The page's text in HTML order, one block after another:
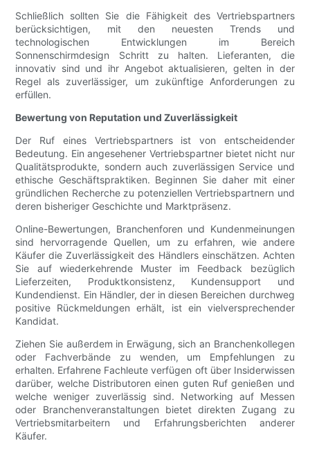
Schließlich sollten Sie die Fähigkeit des Vertriebspartners
berücksichtigen, mit den neuesten Trends und
technologischen Entwicklungen im Bereich
Sonnenschirmdesign Schritt zu halten. Lieferanten, die
innovativ sind und ihr Angebot aktualisieren, gelten in der
Regel als zuverlässiger, um zukünftige Anforderungen zu
erfüllen.
Bewertung von Reputation und Zuverlässigkeit
Der Ruf eines Vertriebspartners ist von entscheidender
Bedeutung. Ein angesehener Vertriebspartner bietet nicht nur
Qualitätsprodukte, sondern auch zuverlässigen Service und
ethische Geschäftspraktiken. Beginnen Sie daher mit einer
gründlichen Recherche zu potenziellen Vertriebspartnern und
deren bisheriger Geschichte und Marktpräsenz.
Online-Bewertungen, Branchenforen und Kundenmeinungen
sind hervorragende Quellen, um zu erfahren, wie andere
Käufer die Zuverlässigkeit des Händlers einschätzen. Achten
Sie auf wiederkehrende Muster im Feedback bezüglich
Lieferzeiten, Produktkonsistenz, Kundensupport und
Kundendienst. Ein Händler, der in diesen Bereichen durchweg
positive Rückmeldungen erhält, ist ein vielversprechender
Kandidat.
Ziehen Sie außerdem in Erwägung, sich an Branchenkollegen
oder Fachverbände zu wenden, um Empfehlungen zu
erhalten. Erfahrene Fachleute verfügen oft über Insiderwissen
darüber, welche Distributoren einen guten Ruf genießen und
welche weniger zuverlässig sind. Networking auf Messen
oder Branchenveranstaltungen bietet direkten Zugang zu
Vertriebsmitarbeitern und Erfahrungsberichten anderer
Käufer.